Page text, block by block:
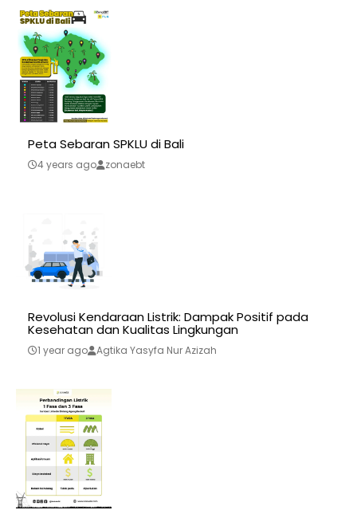
Peta Sebaran SPKLU di Bali
4 years ago zonaebt
Revolusi Kendaraan Listrik: Dampak Positif pada
Kesehatan dan Kualitas Lingkungan
1 year ago Agtika Yasyfa Nur Azizah